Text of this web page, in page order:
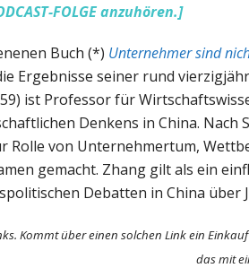
FOLGE anzuhören.]
Buch (*) Unternehmer sind
Ergebnisse seiner rund
ist Professor für
Denkens in China.
Rolle von Unternehmertum,
gemacht. Zhang gilt als ein
Debatten in China über
Kommt über einen solchen Link ein
das mit